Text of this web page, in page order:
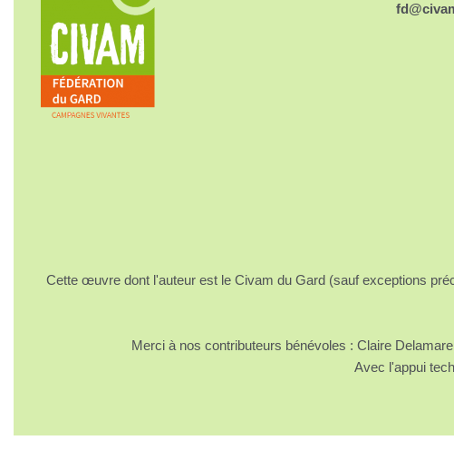
Cette œuvre dont l'auteur est le Civam du Gard (sauf exceptions
Merci à nos contributeurs bénévoles : Claire
Avec l'appui